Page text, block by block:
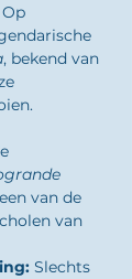
Op
, bekend van
van de
van
Slechts